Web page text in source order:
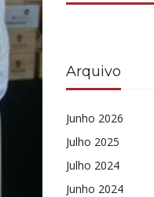
Arquivo
Junho 2026
Julho 2025
Julho 2024
Junho 2024